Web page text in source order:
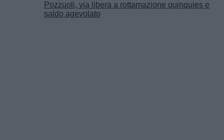
Pozzuoli, via libera a rottamazione quinquies e
saldo agevolato